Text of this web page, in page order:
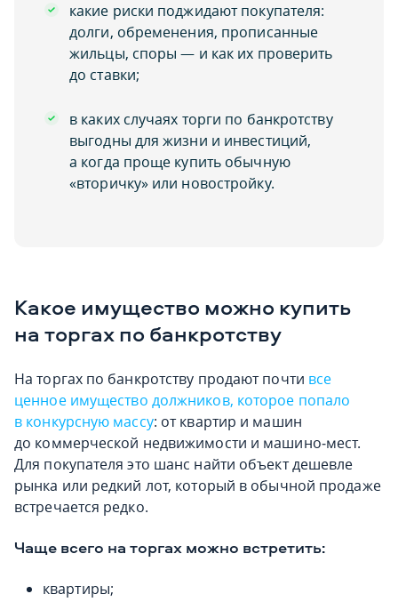
какие риски поджидают покупателя:
долги, обременения, прописанные
жильцы, споры — и как их проверить
до ставки;
в каких случаях торги по банкротству
выгодны для жизни и инвестиций,
а когда проще купить обычную
«вторичку» или новостройку.
Какое имущество можно купить
на торгах по банкротству
На торгах по банкротству продают почти все
ценное имущество должников, которое попало
в конкурсную массу: от квартир и машин
до коммерческой недвижимости и машино‑мест.
Для покупателя это шанс найти объект дешевле
рынка или редкий лот, который в обычной продаже
встречается редко.
Чаще всего на торгах можно встретить:
квартиры;